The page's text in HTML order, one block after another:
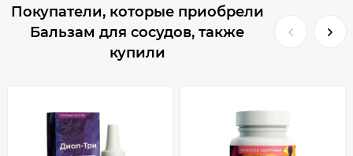
Покупатели, которые приобрели
Бальзам для сосудов, также
купили